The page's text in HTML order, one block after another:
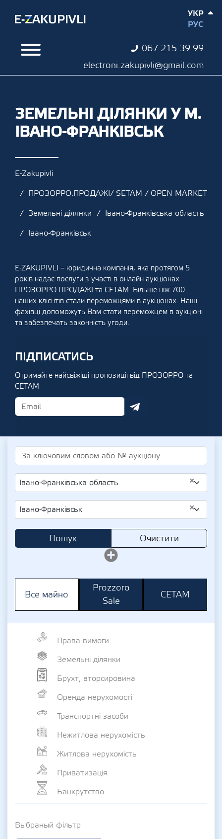
067 215 39 99
electroni.zakupivli@gmail.com
УКР
РУС
ЗЕМЕЛЬНІ ДІЛЯНКИ У М.
ІВАНО-ФРАНКІВСЬК
E-Zakupivli
ПРОЗОРРО.ПРОДАЖІ/ SETAM / OPEN MARKET
Земельні ділянки
Івано-Франківська область
Івано-Франківськ
E-ZAKUPIVLI – юридична компанія, яка протягом 5
років надає послуги з участі в онлайн аукціонах
ПРОЗОРРО.ПРОДАЖІ та СЕТАМ. Більше ніж 700
наших клієнтів стали переможцями в аукціонах. Наші
фахівці допоможуть Вам стати переможцем в аукціоні
та забезпечать законність угоди.
ПІДПИСАТИСЬ
Отримайте найсвіжіші пропозиції від ПРОЗОРРО та
СЕТАМ
×
Івано-Франківська область
×
Івано-Франківськ
Пошук Очистити
Все майно
Prozzoro
Sale
СЕТАМ
Права вимоги
Земельні ділянки
Брухт, вторсировина
Оренда нерухомості
Транспортні засоби
Нежитлова нерухомість
Житлова нерухомість
Приватизація
Банкрутство
Выбраный фільтр